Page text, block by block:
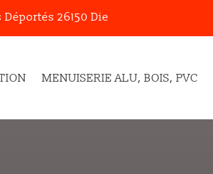
26150 Die
MENUISERIE ALU, BOIS, PVC